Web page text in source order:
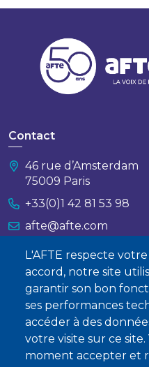
L'AFTE respecte
accord, notre site
garantir son bon
ses performances
accéder à des
votre visite sur ce
moment accepter et
Contact
46 rue d’Amsterdam
75009 Paris
+33(0)1 42 81 53 98
afte@afte.com
Nous contacter
À propos
Qui sommes-nous ?
Devenir membre